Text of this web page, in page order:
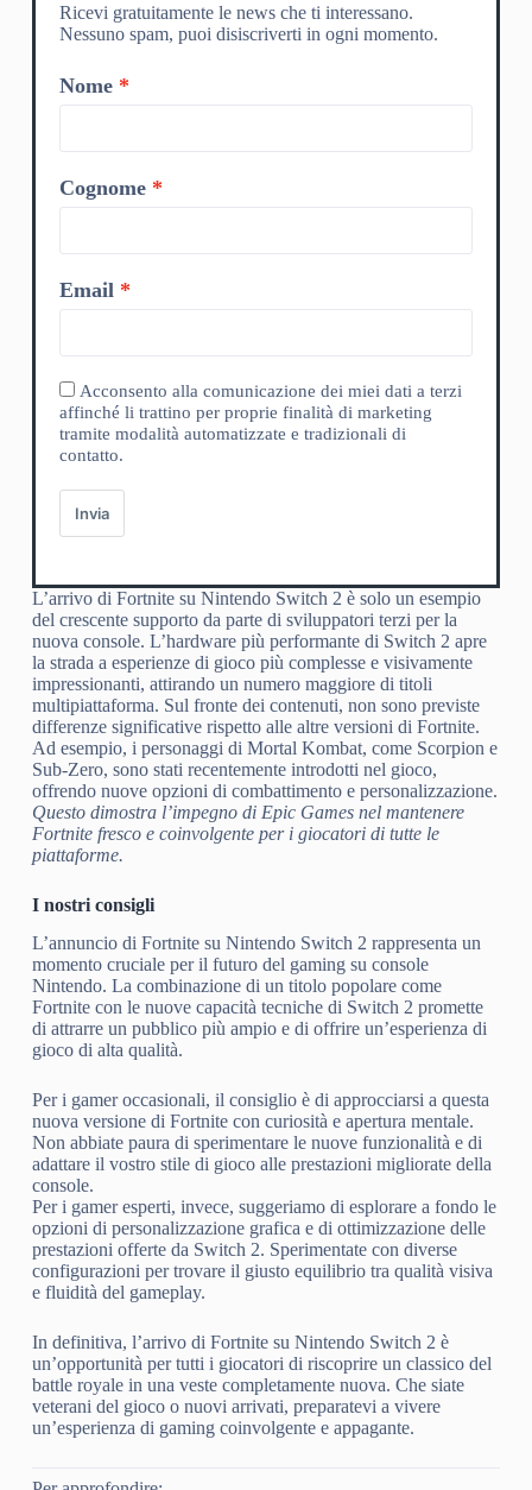
Ricevi gratuitamente le news che ti interessano.
Nessuno spam, puoi disiscriverti in ogni momento.
Nome
Cognome
Email
Acconsento alla comunicazione dei miei dati a terzi
affinché li trattino per proprie finalità di marketing
tramite modalità automatizzate e tradizionali di
contatto.
Invia
L’arrivo di Fortnite su Nintendo Switch 2 è solo un esempio
del crescente supporto da parte di sviluppatori terzi per la
nuova console. L’hardware più performante di Switch 2 apre
la strada a esperienze di gioco più complesse e visivamente
impressionanti, attirando un numero maggiore di titoli
multipiattaforma. Sul fronte dei contenuti, non sono previste
differenze significative rispetto alle altre versioni di Fortnite.
Ad esempio, i personaggi di Mortal Kombat, come Scorpion e
Sub-Zero, sono stati recentemente introdotti nel gioco,
offrendo nuove opzioni di combattimento e personalizzazione.
Questo dimostra l’impegno di Epic Games nel mantenere
Fortnite fresco e coinvolgente per i giocatori di tutte le
piattaforme.
I nostri consigli
L’annuncio di Fortnite su Nintendo Switch 2 rappresenta un
momento cruciale per il futuro del gaming su console
Nintendo. La combinazione di un titolo popolare come
Fortnite con le nuove capacità tecniche di Switch 2 promette
di attrarre un pubblico più ampio e di offrire un’esperienza di
gioco di alta qualità.
Per i gamer occasionali, il consiglio è di approcciarsi a questa
nuova versione di Fortnite con curiosità e apertura mentale.
Non abbiate paura di sperimentare le nuove funzionalità e di
adattare il vostro stile di gioco alle prestazioni migliorate della
console.
Per i gamer esperti, invece, suggeriamo di esplorare a fondo le
opzioni di personalizzazione grafica e di ottimizzazione delle
prestazioni offerte da Switch 2. Sperimentate con diverse
configurazioni per trovare il giusto equilibrio tra qualità visiva
e fluidità del gameplay.
In definitiva, l’arrivo di Fortnite su Nintendo Switch 2 è
un’opportunità per tutti i giocatori di riscoprire un classico del
battle royale in una veste completamente nuova. Che siate
veterani del gioco o nuovi arrivati, preparatevi a vivere
un’esperienza di gaming coinvolgente e appagante.